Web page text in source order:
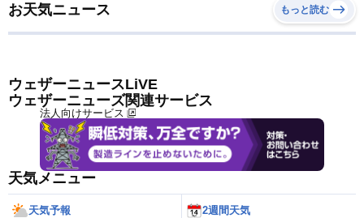
お天気ニュース もっと読む
ウェザーニュースLiVE
ウェザーニューズ関連サービス
法人向けサービス
天気メニュー
天気予報 2週間天気